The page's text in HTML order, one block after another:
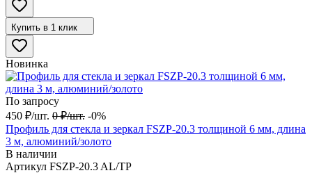
Купить в 1 клик
Новинка
По запросу
450 ₽/шт. 0 ₽/шт. -0%
Профиль для стекла и зеркал FSZP-20.3 толщиной 6 мм, длина
3 м, алюминий/золото
В наличии
Артикул FSZP-20.3 AL/TP